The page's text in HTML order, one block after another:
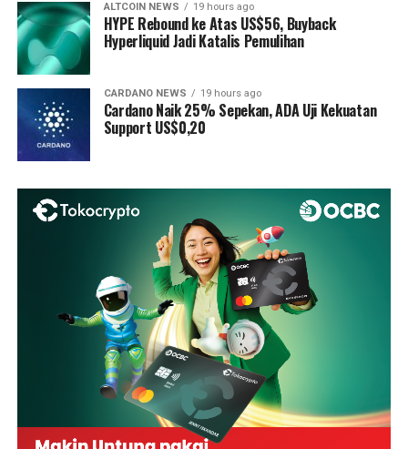
ALTCOIN NEWS 19 hours ago
HYPE Rebound ke Atas US$56, Buyback
Hyperliquid Jadi Katalis Pemulihan
CARDANO NEWS 19 hours ago
Cardano Naik 25% Sepekan, ADA Uji Kekuatan
Support US$0,20